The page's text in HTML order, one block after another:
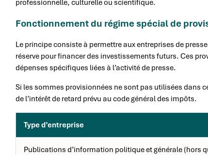
professionnelle, culturelle ou scientifique.
Fonctionnement du régime spécial de
Le principe consiste à permettre aux entreprises de
réserve pour financer des investissements futurs. Ces
dépenses spécifiques liées à l’activité de presse.
Si les sommes provisionnées ne sont pas utilisées dans
de l’intérêt de retard prévu au code général des impôts.
Type d’entreprise
Publications d’information politique et générale (hors